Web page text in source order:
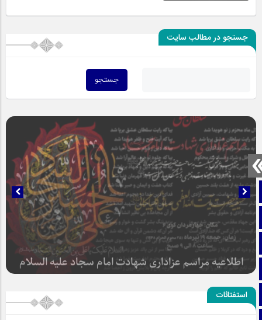
صفحه نخست
تماس با ما
آپارات
اینستاگرام
جستجو در مطالب سایت
سلطان عشق
استفتائات